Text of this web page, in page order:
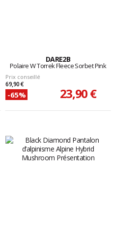
DARE2B
Polaire W Torrek Fleece Sorbet Pink
Prix conseillé
69,90 €
-65% 23,90 €